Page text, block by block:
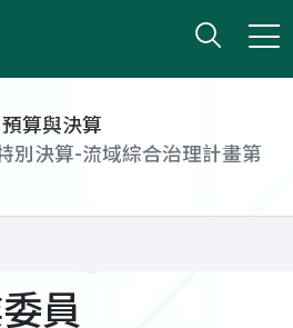
打開
小版
預算與決算
別決算-流域綜合治理計畫第
員